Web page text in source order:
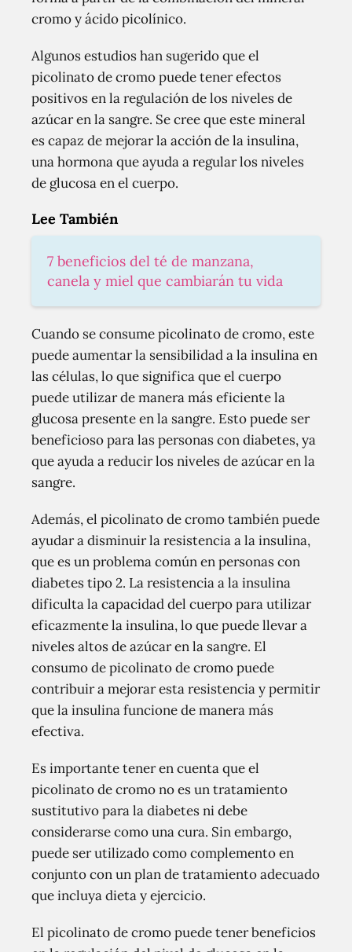
cromo y ácido picolínico.
Algunos estudios han sugerido que el
picolinato de cromo puede tener efectos
positivos en la regulación de los niveles de
azúcar en la sangre. Se cree que este mineral
es capaz de mejorar la acción de la insulina,
una hormona que ayuda a regular los niveles
de glucosa en el cuerpo.
Lee También
7 beneficios del té de manzana,
canela y miel que cambiarán tu vida
Cuando se consume picolinato de cromo, este
puede aumentar la sensibilidad a la insulina en
las células, lo que significa que el cuerpo
puede utilizar de manera más eficiente la
glucosa presente en la sangre. Esto puede ser
beneficioso para las personas con diabetes, ya
que ayuda a reducir los niveles de azúcar en la
sangre.
Además, el picolinato de cromo también puede
ayudar a disminuir la resistencia a la insulina,
que es un problema común en personas con
diabetes tipo 2. La resistencia a la insulina
dificulta la capacidad del cuerpo para utilizar
eficazmente la insulina, lo que puede llevar a
niveles altos de azúcar en la sangre. El
consumo de picolinato de cromo puede
contribuir a mejorar esta resistencia y permitir
que la insulina funcione de manera más
efectiva.
Es importante tener en cuenta que el
picolinato de cromo no es un tratamiento
sustitutivo para la diabetes ni debe
considerarse como una cura. Sin embargo,
puede ser utilizado como complemento en
conjunto con un plan de tratamiento adecuado
que incluya dieta y ejercicio.
El picolinato de cromo puede tener beneficios